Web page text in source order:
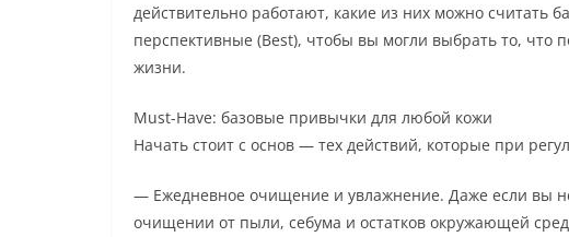
действительно работают, какие из них можно считать
перспективные (Best), чтобы вы могли выбрать то, что
жизни.
Must-Have: базовые привычки для любой кожи
Начать стоит с основ — тех действий, которые при
— Ежедневное очищение и увлажнение. Даже если вы
очищении от пыли, себума и остатков окружающей